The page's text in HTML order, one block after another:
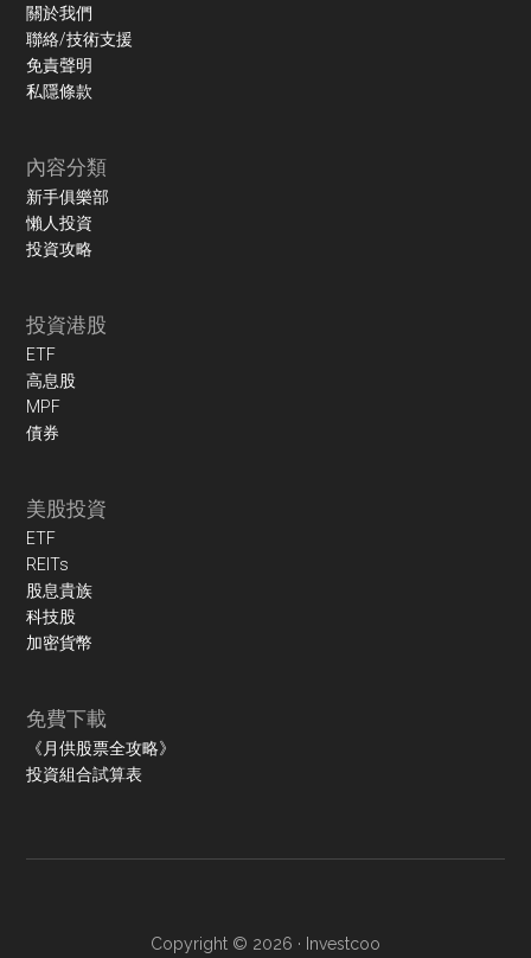
關於我們
聯絡/技術支援
免責聲明
私隱條款
內容分類
新手俱樂部
懶人投資
投資攻略
投資港股
ETF
高息股
MPF
債券
美股投資
ETF
REITs
股息貴族
科技股
加密貨幣
免費下載
《月供股票全攻略》
投資組合試算表
Copyright © 2026 · Investcoo